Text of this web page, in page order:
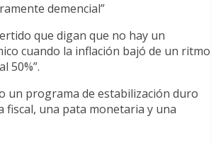
demencial”
que digan que no hay un
cuando la inflación bajó de un ritmo
50%”.
un programa de estabilización duro
fiscal, una pata monetaria y una